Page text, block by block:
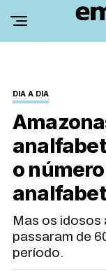
DIA A DIA
o
Mas os idosos
passaram de
período.